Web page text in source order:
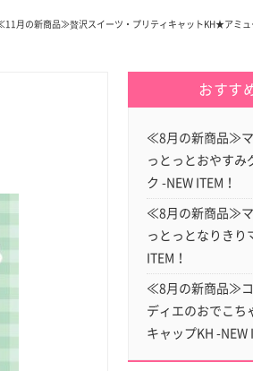
月の新商品≫贅沢スイーツ・プリティキャットKH★アミュ
おすす
≪8月の新商品≫マ
っとっとおやすみ
ク -NEW ITEM！
≪8月の新商品≫マ
っとっとなりきり
ITEM！
≪8月の新商品≫コ
ディエのおでこち
キャップKH -NEW